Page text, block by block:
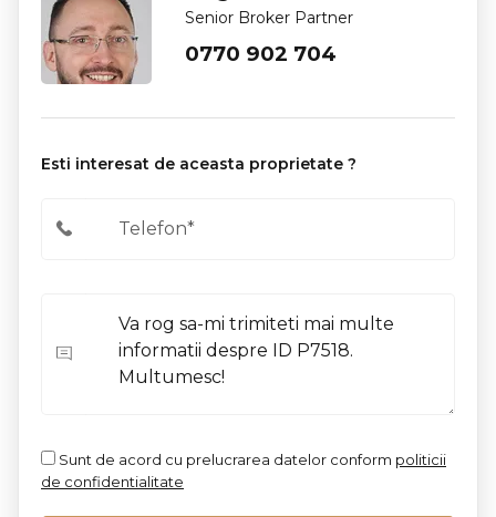
Senior Broker Partner
0770 902 704
Esti interesat de aceasta proprietate ?
Sunt de acord cu prelucrarea datelor conform politicii
de confidentialitate